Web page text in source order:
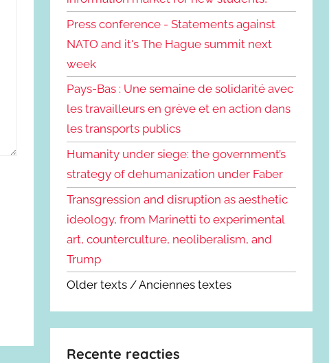
Press conference - Statements against
NATO and it's The Hague summit next
week
Pays-Bas : Une semaine de solidarité avec
les travailleurs en grève et en action dans
les transports publics
Humanity under siege: the government’s
strategy of dehumanization under Faber
Transgression and disruption as aesthetic
ideology, from Marinetti to experimental
art, counterculture, neoliberalism, and
Trump
Older texts / Anciennes textes
Recente reacties